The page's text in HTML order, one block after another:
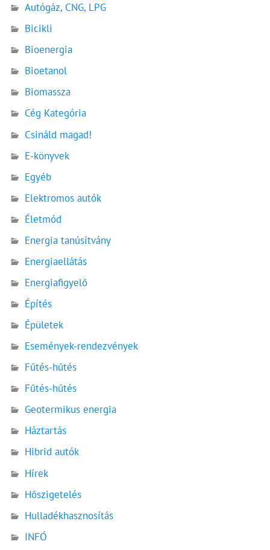
Autógáz, CNG, LPG
Bicikli
Bioenergia
Bioetanol
Biomassza
Cég Kategória
Csináld magad!
E-könyvek
Egyéb
Elektromos autók
Életmód
Energia tanúsítvány
Energiaellátás
Energiafigyelő
Építés
Épületek
Események-rendezvények
Fűtés-hűtés
Fűtés-hűtés
Geotermikus energia
Háztartás
Hibrid autók
Hírek
Hőszigetelés
Hulladékhasznosítás
INFÓ